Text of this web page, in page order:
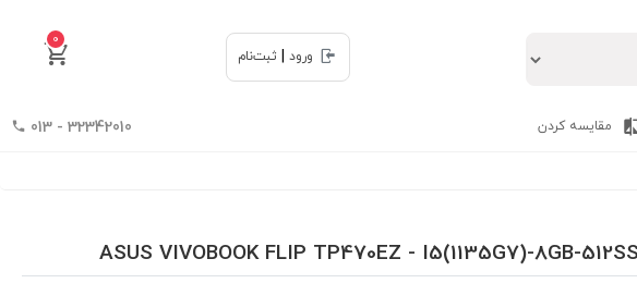
0
ورود
ثبت‌نام
مقایسه کردن 32342010 - 013